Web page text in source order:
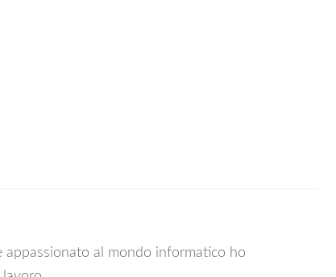
appassionato al mondo informatico ho